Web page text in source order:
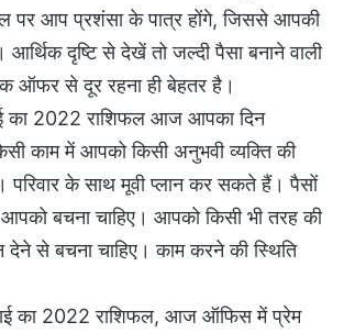
पर आप प्रशंसा के पात्र होंगे, जिससे आपकी
आर्थिक दृष्टि से देखें तो जल्दी पैसा बनाने वाली
ऑफर से दूर रहना ही बेहतर है।
का 2022 राशिफल आज आपका दिन
काम में आपको किसी अनुभवी व्यक्ति की
परिवार के साथ मूवी प्लान कर सकते हैं। पैसों
बचना चाहिए। आपको किसी भी तरह की
देने से बचना चाहिए। काम करने की स्थिति
का 2022 राशिफल, आज ऑफिस में प्रेम